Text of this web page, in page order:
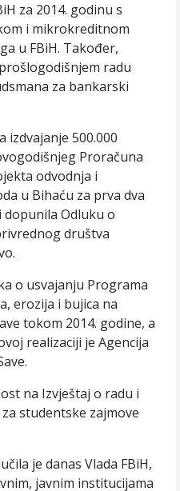
za 2014. godinu s
i mikrokreditnom
u FBiH. Također,
radu
za bankarski
izdvajanje 500.000
Proračuna
odvodnja i
u Bihaću za prva dva
dopunila Odluku o
društva
o usvajanju Programa
erozija i bujica na
tokom 2014. godine, a
realizaciji je Agencija
na Izvještaj o radu i
studentske zajmove
je danas Vlada FBiH,
javnim institucijama